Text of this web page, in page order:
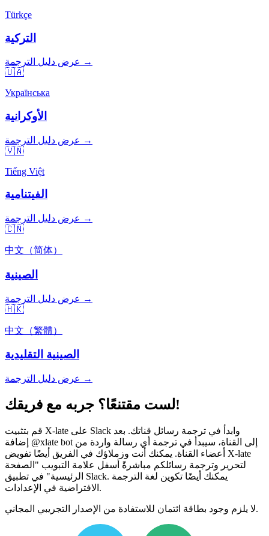
Türkçe
التركية
عرض دليل الترجمة →
🇺🇦
Українська
الأوكرانية
عرض دليل الترجمة →
🇻🇳
Tiếng Việt
الفيتنامية
عرض دليل الترجمة →
🇨🇳
中文（简体）
الصينية
عرض دليل الترجمة →
🇭🇰
中文（繁體）
الصينية التقليدية
عرض دليل الترجمة →
لست مقتنعًا؟ جربه مع فريقك!
قم بتثبيت X-late على Slack وابدأ في ترجمة رسائل قناتك. بعد
إضافة @xlate bot إلى القناة، سيبدأ في ترجمة أي رسالة واردة من
أعضاء القناة. يمكنك أنت وزملاؤك في الفريق أيضًا تفويض X-late
لتحرير وترجمة رسائلكم مباشرةً أسفل علامة التبويب "الصفحة
الرئيسية" في تطبيق Slack. يمكنك أيضًا تكوين لغة الترجمة
الافتراضية في الإعدادات.
لا يلزم وجود بطاقة ائتمان للاستفادة من الإصدار التجريبي المجاني.